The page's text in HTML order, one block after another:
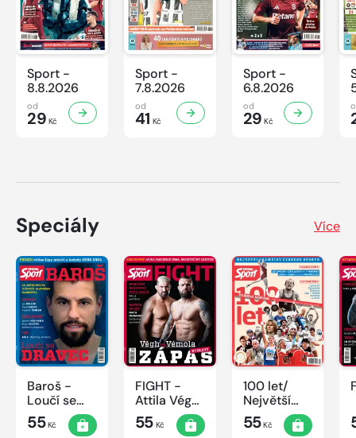
Sport -
8.8.2026
od
29 Kč
Sport -
7.8.2026
od
41 Kč
Sport -
6.8.2026
od
29 Kč
Speciály Více
Baroš -
Loučí se
dravec
55Kč
FIGHT -
Attila Végh
vs. Karlos
Vémola
55Kč
100 let/
Největší
okamžiky
českého
55Kč